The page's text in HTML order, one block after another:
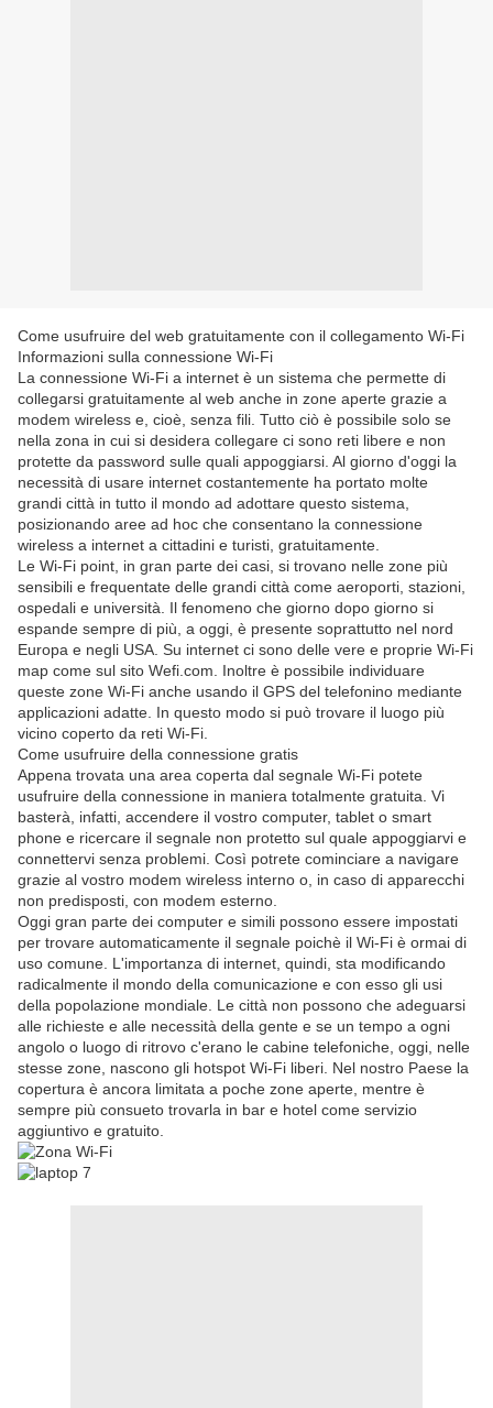
Come usufruire del web gratuitamente con il collegamento Wi-Fi
Informazioni sulla connessione Wi-Fi
La connessione Wi-Fi a internet è un sistema che permette di
collegarsi gratuitamente al web anche in zone aperte grazie a
modem wireless e, cioè, senza fili. Tutto ciò è possibile solo se
nella zona in cui si desidera collegare ci sono reti libere e non
protette da password sulle quali appoggiarsi. Al giorno d'oggi la
necessità di usare internet costantemente ha portato molte
grandi città in tutto il mondo ad adottare questo sistema,
posizionando aree ad hoc che consentano la connessione
wireless a internet a cittadini e turisti, gratuitamente.
Le Wi-Fi point, in gran parte dei casi, si trovano nelle zone più
sensibili e frequentate delle grandi città come aeroporti, stazioni,
ospedali e università. Il fenomeno che giorno dopo giorno si
espande sempre di più, a oggi, è presente soprattutto nel nord
Europa e negli USA. Su internet ci sono delle vere e proprie Wi-Fi
map come sul sito Wefi.com. Inoltre è possibile individuare
queste zone Wi-Fi anche usando il GPS del telefonino mediante
applicazioni adatte. In questo modo si può trovare il luogo più
vicino coperto da reti Wi-Fi.
Come usufruire della connessione gratis
Appena trovata una area coperta dal segnale Wi-Fi potete
usufruire della connessione in maniera totalmente gratuita. Vi
basterà, infatti, accendere il vostro computer, tablet o smart
phone e ricercare il segnale non protetto sul quale appoggiarvi e
connettervi senza problemi. Così potrete cominciare a navigare
grazie al vostro modem wireless interno o, in caso di apparecchi
non predisposti, con modem esterno.
Oggi gran parte dei computer e simili possono essere impostati
per trovare automaticamente il segnale poichè il Wi-Fi è ormai di
uso comune. L'importanza di internet, quindi, sta modificando
radicalmente il mondo della comunicazione e con esso gli usi
della popolazione mondiale. Le città non possono che adeguarsi
alle richieste e alle necessità della gente e se un tempo a ogni
angolo o luogo di ritrovo c'erano le cabine telefoniche, oggi, nelle
stesse zone, nascono gli hotspot Wi-Fi liberi. Nel nostro Paese la
copertura è ancora limitata a poche zone aperte, mentre è
sempre più consueto trovarla in bar e hotel come servizio
aggiuntivo e gratuito.